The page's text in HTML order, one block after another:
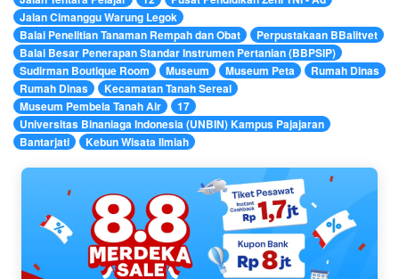
Jalan Cimanggu Warung Legok
Balai Penelitian Tanaman Rempah dan Obat
Perpustakaan BBalitvet
Balai Besar Penerapan Standar Instrumen Pertanian (BBPSIP)
Sudirman Boutique Room
Museum Museum Peta
Rumah Dinas
Rumah Dinas
Kecamatan Tanah Sereal
Museum Pembela Tanah Air
17
Universitas Binaniaga Indonesia (UNBIN) Kampus Pajajaran
Bantarjati
Kebun Wisata Ilmiah